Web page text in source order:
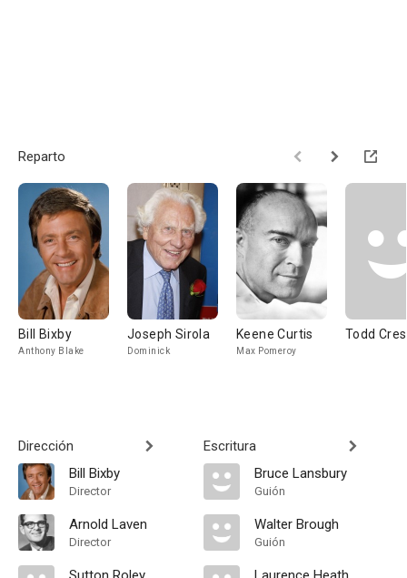
Reparto
Bill Bixby
Anthony Blake
Joseph Sirola
Dominick
Keene Curtis
Max Pomeroy
Todd
Dirección
Bill Bixby
Director
Arnold Laven
Director
Escritura
Bruce Lansbury
Guión
Walter Brough
Guión